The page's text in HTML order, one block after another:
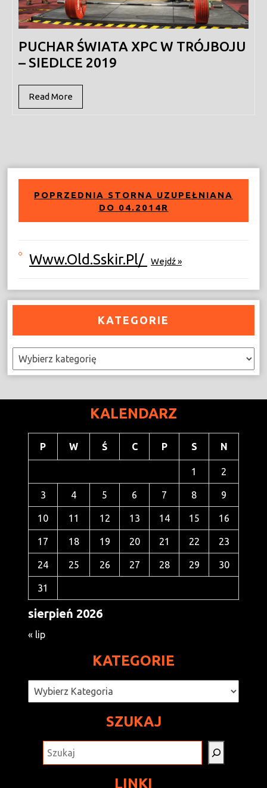
PUCHAR ŚWIATA XPC W TRÓJBOJU
– SIEDLCE 2019
Read More
More
POPRZEDNIA STORNA UZUPEŁNIANA
DO 04.2014R
Www.old.sskir.pl/ Wejdź »
KATEGORIE
Kategorie
KALENDARZ
sierpień 2026
P W Ś C P S N
1 2
3 4 5 6 7 8 9
10 11 12 13 14 15 16
17 18 19 20 21 22 23
24 25 26 27 28 29 30
31
« lip
KATEGORIE
Kategorie
SZUKAJ
LINKI